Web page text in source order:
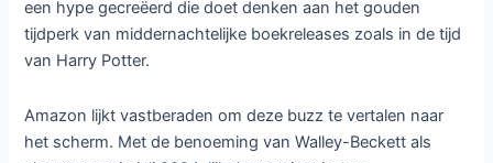
Violet’s reis is niet zonder complicaties. Ze worstelt met het
Ehlers-Danlos Syndroom (EDS), een aandoening die haar
auteur Rebecca Yarros wordt ervaren, geeft een bijzonder
persoonlijke en realistische dimensie aan Violet’s karakter.